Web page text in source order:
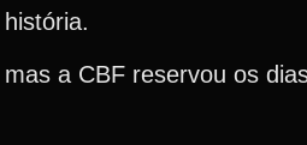
a CBF reservou os